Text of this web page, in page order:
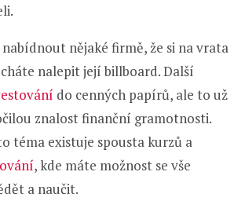
nějaké firmě, že si na vrata
nalepit její billboard. Další
do cenných papírů, ale to už
znalost finanční gramotnosti.
téma existuje spousta kurzů a
, kde máte možnost se vše
a naučit.